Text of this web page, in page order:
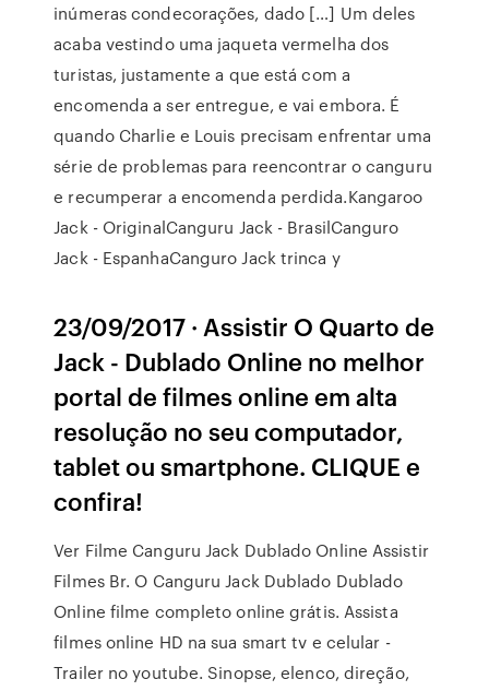
inúmeras condecorações, dado […] Um deles
acaba vestindo uma jaqueta vermelha dos
turistas, justamente a que está com a
encomenda a ser entregue, e vai embora. É
quando Charlie e Louis precisam enfrentar uma
série de problemas para reencontrar o canguru
e recumperar a encomenda perdida.Kangaroo
Jack - OriginalCanguru Jack - BrasilCanguro
Jack - EspanhaCanguro Jack trinca y
23/09/2017 · Assistir O Quarto de
Jack - Dublado Online no melhor
portal de filmes online em alta
resolução no seu computador,
tablet ou smartphone. CLIQUE e
confira!
Ver Filme Canguru Jack Dublado Online Assistir
Filmes Br. O Canguru Jack Dublado Dublado
Online filme completo online grátis. Assista
filmes online HD na sua smart tv e celular -
Trailer no youtube. Sinopse, elenco, direção,